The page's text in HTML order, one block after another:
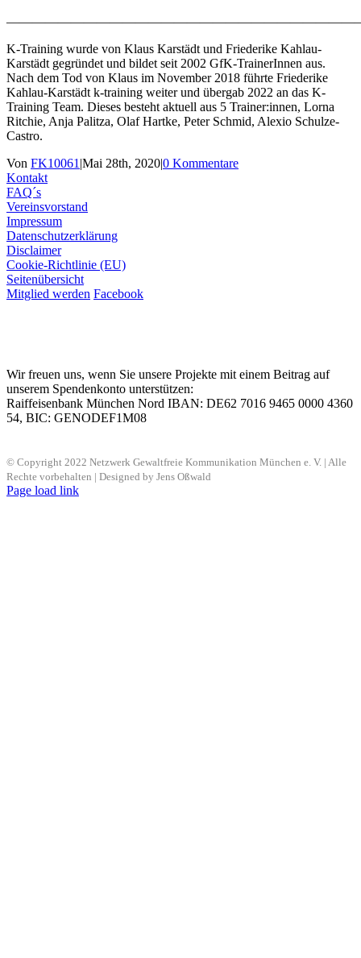
K-Training wurde von Klaus Karstädt und Friederike Kahlau-
Karstädt gegründet und bildet seit 2002 GfK-TrainerInnen aus.
Nach dem Tod von Klaus im November 2018 führte Friederike
Kahlau-Karstädt k-training weiter und übergab 2022 an das K-
Training Team. Dieses besteht aktuell aus 5 Trainer:innen, Lorna
Ritchie, Anja Palitza, Olaf Hartke, Peter Schmid, Alexio Schulze-
Castro.
Von FK10061 |Mai 28th, 2020|0 Kommentare
Kontakt
FAQ´s
Vereinsvorstand
Impressum
Datenschutzerklärung
Disclaimer
Cookie-Richtlinie (EU)
Seitenübersicht
Mitglied werden Facebook
Wir freuen uns, wenn Sie unsere Projekte mit einem Beitrag auf
unserem Spendenkonto unterstützen:
Raiffeisenbank München Nord IBAN: DE62 7016 9465 0000 4360
54, BIC: GENODEF1M08
© Copyright 2022 Netzwerk Gewaltfreie Kommunikation München e. V. | Alle
Rechte vorbehalten | Designed by Jens Oßwald
Page load link